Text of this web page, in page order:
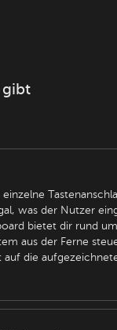
gibt
was der Nutzer
bietet dir rund
aus der Ferne
die